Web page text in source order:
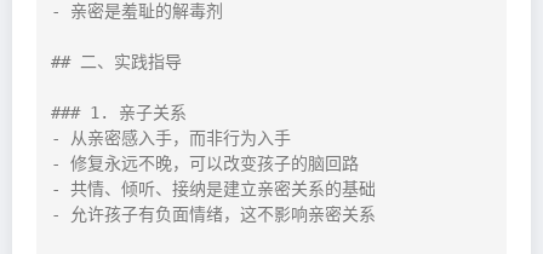
- 亲密是羞耻的解毒剂
## 二、实践指导
### 1. 亲子关系
- 从亲密感入手，而非行为入手
- 修复永远不晚，可以改变孩子的脑回路
- 共情、倾听、接纳是建立亲密关系的基础
- 允许孩子有负面情绪，这不影响亲密关系